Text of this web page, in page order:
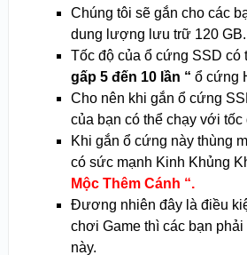
Chúng tôi sẽ gắn cho các
dung lượng lưu trữ 120 GB.
Tốc độ của ổ cứng SSD có
gấp 5 đến 10 lần “ ổ cứng
Cho nên khi gắn ổ cứng
của bạn có thể chạy với tốc
Khi gắn ổ cứng này thùng
có sức mạnh Kinh Khủng
Mộc Thêm Cánh “.
Đương nhiên đây là điều
chơi Game thì các bạn
này.